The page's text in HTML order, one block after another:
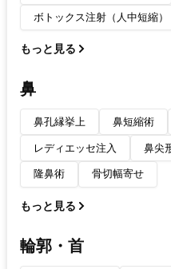
ボトックス注射（人中短縮）
もっと見る
鼻
鼻孔縁挙上 鼻短縮術
レディエッセ注入 鼻尖
隆鼻術 骨切幅寄せ
もっと見る
輪郭・首